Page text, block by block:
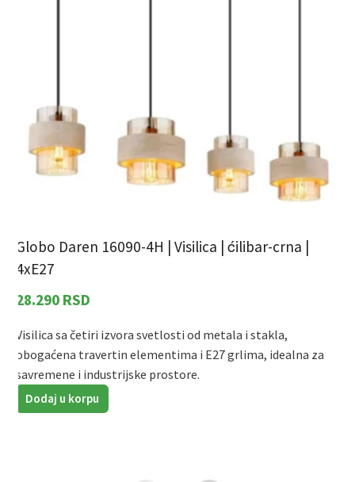
Globo Daren 16090-4H | Visilica | ćilibar-crna |
4xE27
28.290 RSD
Visilica sa četiri izvora svetlosti od metala i stakla,
obogaćena travertin elementima i E27 grlima, idealna za
savremene i industrijske prostore.
Dodaj u korpu